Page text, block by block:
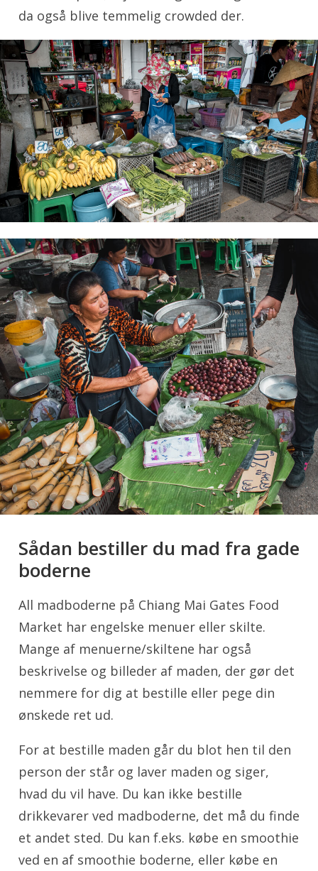
da også blive temmelig crowded der.
Sådan bestiller du mad fra gade
boderne
All madboderne på Chiang Mai Gates Food
Market har engelske menuer eller skilte.
Mange af menuerne/skiltene har også
beskrivelse og billeder af maden, der gør det
nemmere for dig at bestille eller pege din
ønskede ret ud.
For at bestille maden går du blot hen til den
person der står og laver maden og siger,
hvad du vil have. Du kan ikke bestille
drikkevarer ved madboderne, det må du finde
et andet sted. Du kan f.eks. købe en smoothie
ved en af smoothie boderne, eller købe en